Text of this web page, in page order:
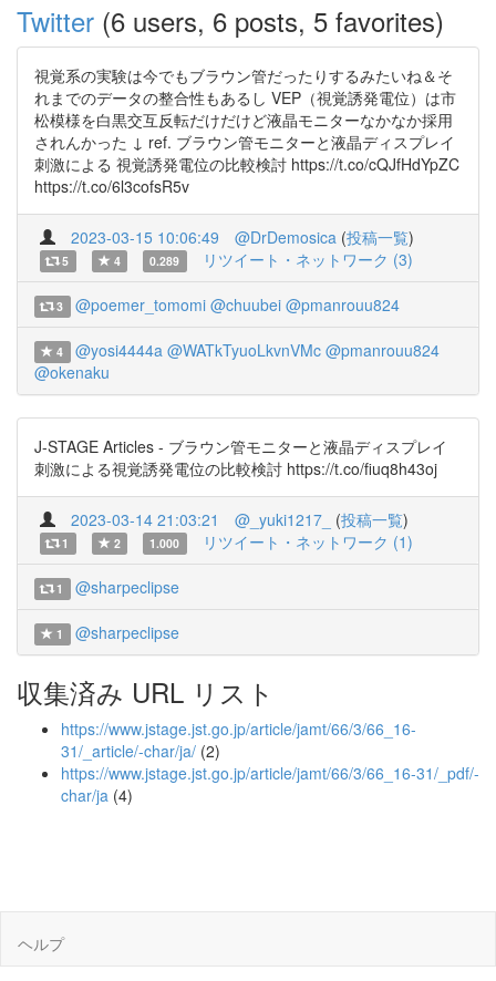
Twitter (6 users, 6 posts, 5 favorites)
視覚系の実験は今でもブラウン管だったりするみたいね＆そ
れまでのデータの整合性もあるし VEP（視覚誘発電位）は市
松模様を白黒交互反転だけだけど液晶モニターなかなか採用
されんかった ↓ ref. ブラウン管モニターと液晶ディスプレイ
刺激による 視覚誘発電位の比較検討 https://t.co/cQJfHdYpZC
https://t.co/6l3cofsR5v
2023-03-15 10:06:49 @DrDemosica (投稿一覧)
5 4 0.289 リツイート・ネットワーク (3)
3 @poemer_tomomi @chuubei @pmanrouu824
4 @yosi4444a @WATkTyuoLkvnVMc @pmanrouu824
@okenaku
J-STAGE Articles - ブラウン管モニターと液晶ディスプレイ
刺激による視覚誘発電位の比較検討 https://t.co/fiuq8h43oj
2023-03-14 21:03:21 @_yuki1217_ (投稿一覧)
1 2 1.000 リツイート・ネットワーク (1)
1 @sharpeclipse
1 @sharpeclipse
収集済み URL リスト
https://www.jstage.jst.go.jp/article/jamt/66/3/66_16-
31/_article/-char/ja/ (2)
https://www.jstage.jst.go.jp/article/jamt/66/3/66_16-31/_pdf/-
char/ja (4)
ヘルプ